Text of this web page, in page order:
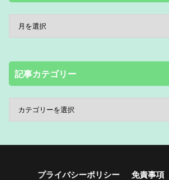
記事カテゴリー
プライバシーポリシー 免責事項